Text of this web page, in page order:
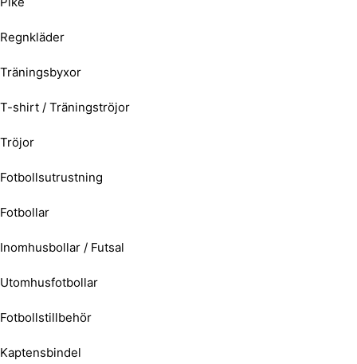
Regnkläder
Träningsbyxor
T-shirt / Träningströjor
Tröjor
Fotbollsutrustning
Fotbollar
Inomhusbollar / Futsal
Utomhusfotbollar
Fotbollstillbehör
Kaptensbindel